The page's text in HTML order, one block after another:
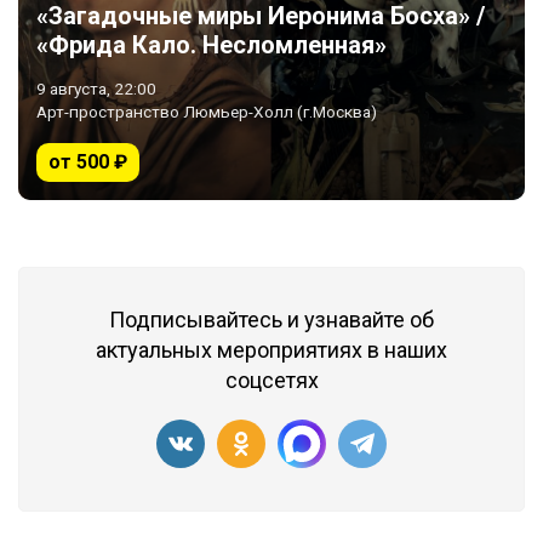
«Загадочные миры Иеронима Босха» /
«Фрида Кало. Несломленная»
9 августа, 22:00
Арт-пространство Люмьер-Холл (г.Москва)
от 500 ₽
Подписывайтесь и узнавайте об
актуальных мероприятиях в наших
соцсетях